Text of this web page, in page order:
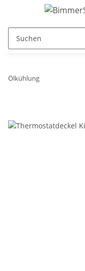
Ölkühlung